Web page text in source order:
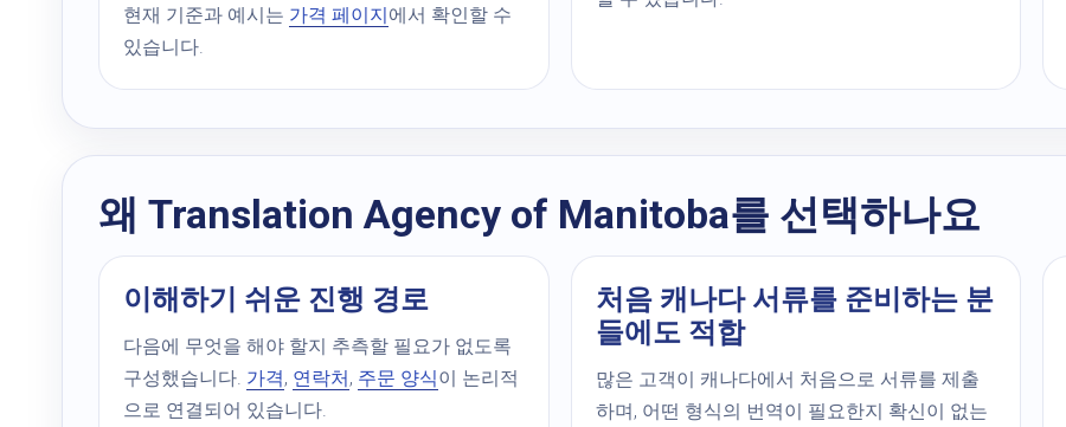
현재 기준과 예시는 가격 페이지에서 확인할 수
있습니다.
왜 Translation Agency of Manitoba를 선택하나요
이해하기 쉬운 진행 경로
다음에 무엇을 해야 할지 추측할 필요가 없도록
구성했습니다. 가격, 연락처, 주문 양식이 논리적
으로 연결되어 있습니다.
처음 캐나다 서류를 준비하는 분
들에도 적합
많은 고객이 캐나다에서 처음으로 서류를 제출
하며, 어떤 형식의 번역이 필요한지 확신이 없는